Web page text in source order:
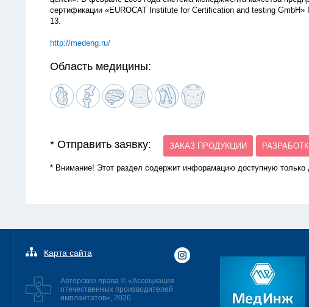
сертификации «EUROCAT Institute for Certification and testing
13.
http://medeng.ru/
Область медицины:
* Отправить заявку: ЗАКАЗ ПРОДУКЦИИ
* Внимание! Этот раздел содержит инфорамацию доступную только
Карта сайта
Авторские права © «Ассоциация
отечественных производителей
имплантатов», 2026